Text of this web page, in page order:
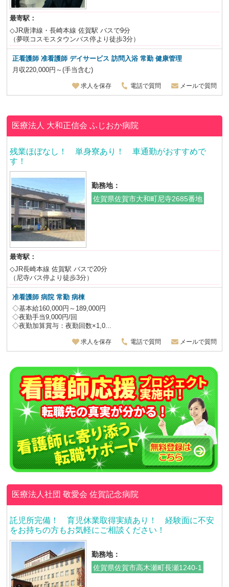
最寄駅：
◇JR唐津線・長崎本線 佐賀駅 バスで9分
（夢咲コスモスタウンバス停より徒歩3分）
正看護師 准看護師 デイサービス 訪問入浴 常勤 健康管理
月収220,000円～(手当含む)
求人を保存 電話で質問 メールで質問
医療法人 大和正信会ふじおか病院
残業ほぼなし！ 単身寮あり！ 車通勤がおすすめで
す！
勤務地：
佐賀県佐賀市大和町尼寺2685番地
最寄駅：
◇JR長崎本線 佐賀駅 バスで20分
（尼寺バス停より徒歩3分）
准看護師 病院 常勤 病棟
◇基本給160,000円～189,000円
◇夜勤手当9,000円/回
◇夜勤加算賞与：夜勤回数×1,0...
求人を保存 電話で質問 メールで質問
医療法人社団 敬愛会佐賀記念病院
託児所完備！ 育児休業取得実績あり！ 経験面に不安
をお持ちの方もお気軽にご相談ください！
勤務地：
佐賀県佐賀市高木瀬町長瀬1240-1